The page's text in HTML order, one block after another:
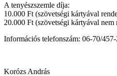
A tenyészszemle díja:
10.000 Ft (szövetségi kártyával
20.000 Ft (szövetségi kártyával nem
Információs telefonszám: 06-70/
Korózs András